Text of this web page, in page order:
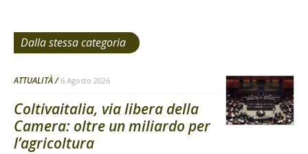
Dalla stessa categoria
ATTUALITÀ 6 Agosto 2026
Coltivaitalia, via libera della
Camera: oltre un miliardo per
l’agricoltura